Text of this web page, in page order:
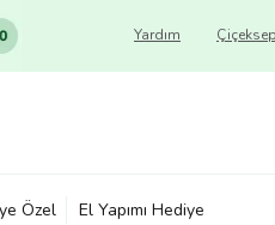
Yardım
Özel El Yapımı Hediye